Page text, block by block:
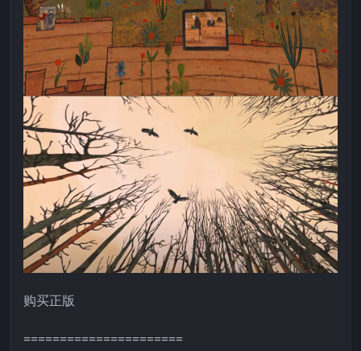
购买正版
======================